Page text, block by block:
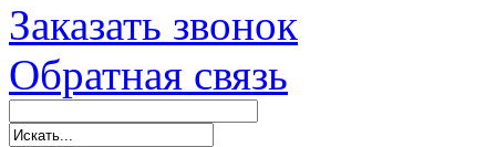
Заказать звонок
Обратная связь